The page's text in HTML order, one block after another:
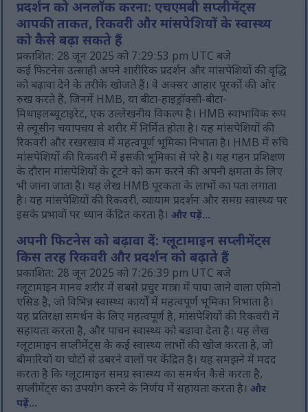
प्रदर्शन को अनलॉक करना: एचएमबी सप्लीमेंट्स
आपकी ताकत, रिकवरी और मांसपेशियों के स्वास्थ्य
को कैसे बढ़ा सकते हैं
प्रकाशित: 28 जून 2025 को 7:29:53 pm UTC बजे
कई फिटनेस उत्साही अपने शारीरिक प्रदर्शन और मांसपेशियों की वृद्धि
को बढ़ावा देने के तरीके खोजते हैं। वे अक्सर आहार पूरकों की ओर
रुख करते हैं, जिनमें HMB, या बीटा-हाइड्रॉक्सी-बीटा-
मिथाइलब्यूटाइरेट, एक उल्लेखनीय विकल्प है। HMB स्वाभाविक रूप
से ल्यूसीन चयापचय से शरीर में निर्मित होता है। यह मांसपेशियों की
रिकवरी और रखरखाव में महत्वपूर्ण भूमिका निभाता है। HMB में रुचि
मांसपेशियों की रिकवरी में इसकी भूमिका से परे है। यह गहन प्रशिक्षण
के दौरान मांसपेशियों के टूटने को कम करने की अपनी क्षमता के लिए
भी जाना जाता है। यह लेख HMB पूरकता के लाभों का पता लगाता
है। यह मांसपेशियों की रिकवरी, व्यायाम प्रदर्शन और समग्र स्वास्थ्य पर
इसके प्रभावों पर ध्यान केंद्रित करता है।और पढ़ें...
अपनी फिटनेस को बढ़ावा दें: ग्लूटामाइन सप्लीमेंट्स
किस तरह रिकवरी और प्रदर्शन को बढ़ाते हैं
प्रकाशित: 28 जून 2025 को 7:26:39 pm UTC बजे
ग्लूटामाइन मानव शरीर में सबसे प्रचुर मात्रा में पाया जाने वाला एमिनो
एसिड है, जो विभिन्न स्वास्थ्य कार्यों में महत्वपूर्ण भूमिका निभाता है।
यह प्रतिरक्षा समर्थन के लिए महत्वपूर्ण है, मांसपेशियों की रिकवरी में
सहायता करता है, और पाचन स्वास्थ्य को बढ़ावा देता है। यह लेख
ग्लूटामाइन सप्लीमेंट्स के कई स्वास्थ्य लाभों की खोज करता है, जो
बीमारियों या चोटों से उबरने वालों पर केंद्रित है। यह समझने में मदद
करता है कि ग्लूटामाइन समग्र स्वास्थ्य का समर्थन कैसे करता है,
सप्लीमेंट्स का उपयोग करने के निर्णय में सहायता करता है।और
पढ़ें...